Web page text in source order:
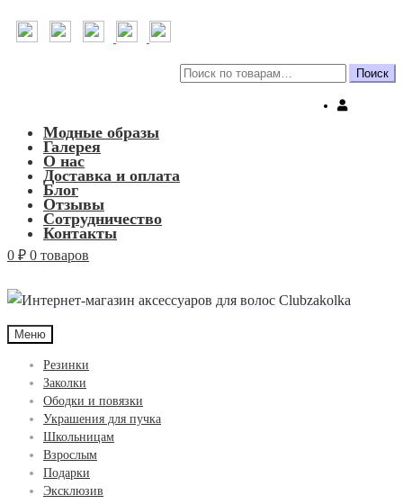
Искать: Поиск
Модные образы
Галерея
О нас
Доставка и оплата
Блог
Отзывы
Сотрудничество
Контакты
0 ₽ 0 товаров
Меню
Резинки
Заколки
Ободки и повязки
Украшения для пучка
Школьницам
Взрослым
Подарки
Эксклюзив